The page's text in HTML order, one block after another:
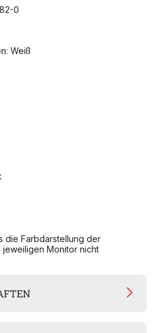
0
Weiß
die Farbdarstellung der
Monitor nicht